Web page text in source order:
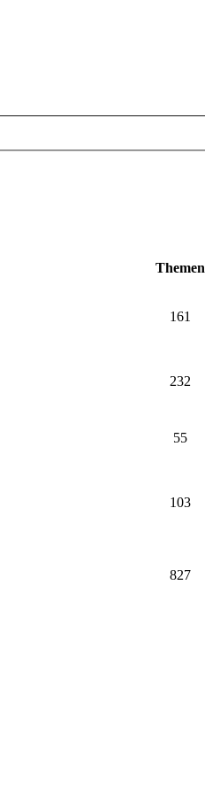
Themen
161
232
55
103
827